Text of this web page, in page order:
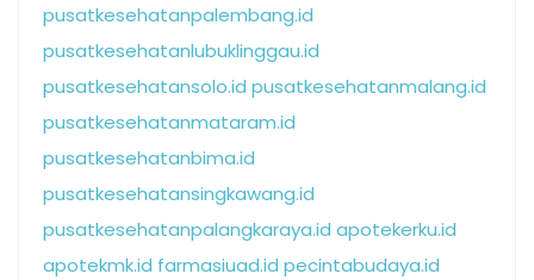
pusatkesehatanpalembang.id
pusatkesehatanlubuklinggau.id
pusatkesehatansolo.id pusatkesehatanmalang.id
pusatkesehatanmataram.id
pusatkesehatanbima.id
pusatkesehatansingkawang.id
pusatkesehatanpalangkaraya.id apotekerku.id
apotekmk.id farmasiuad.id pecintabudaya.id